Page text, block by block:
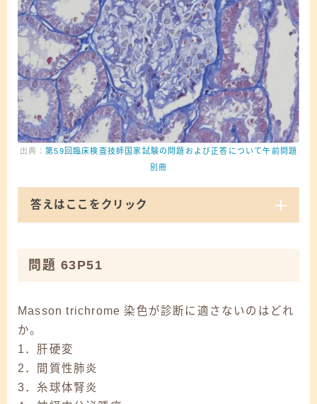
出典：第59回臨床検査技師国家試験の問題および正答について午前問題
別冊
答えはここをクリック
問題 63P51
Masson trichrome 染色が診断に適さないのはどれ
か。
1．肝硬変
2．間質性肺炎
3．糸球体腎炎